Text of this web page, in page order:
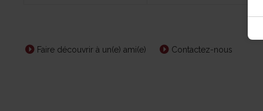
Faire découvrir à un(e) ami(e) Contactez-nous